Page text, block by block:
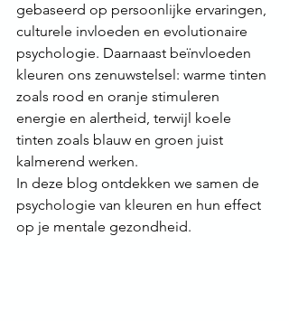
gebaseerd op persoonlijke ervaringen,
culturele invloeden en evolutionaire
psychologie. Daarnaast beïnvloeden
kleuren ons zenuwstelsel: warme tinten
zoals rood en oranje stimuleren
energie en alertheid, terwijl koele
tinten zoals blauw en groen juist
kalmerend werken.
In deze blog ontdekken we samen de
psychologie van kleuren en hun effect
op je mentale gezondheid.